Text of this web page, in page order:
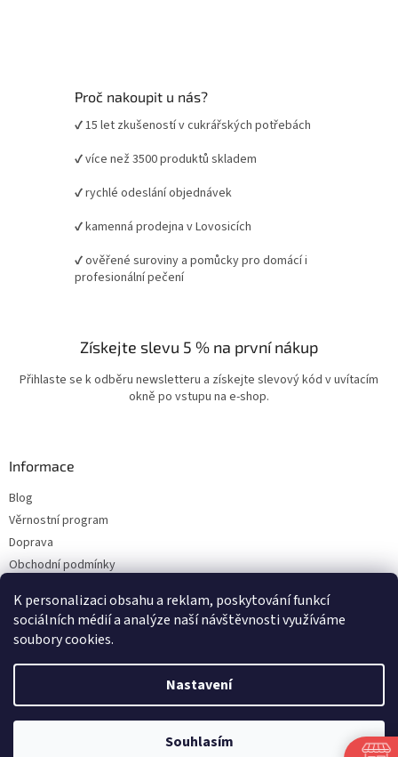
K personalizaci obsahu a reklam, poskytování funkcí
sociálních médií a analýze naší návštěvnosti využíváme
soubory cookies.
Nastavení
Souhlasím
Proč nakoupit u nás?
✔ 15 let zkušeností v cukrářských potřebách
✔ více než 3500 produktů skladem
✔ rychlé odeslání objednávek
✔ kamenná prodejna v Lovosicích
✔ ověřené suroviny a pomůcky pro domácí i
profesionální pečení
Získejte slevu 5 % na první nákup
Přihlaste se k odběru newsletteru a získejte slevový kód v uvítacím
okně po vstupu na e-shop.
Informace
Blog
Věrnostní program
Doprava
Obchodní podmínky
Kontakty
Vytvořil Shoptet
. Všechna práva vyhrazena.
Upravit nastavení
cookies